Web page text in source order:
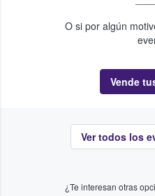
O si por algún
Vende
Ver todos los
¿Te interesan otras